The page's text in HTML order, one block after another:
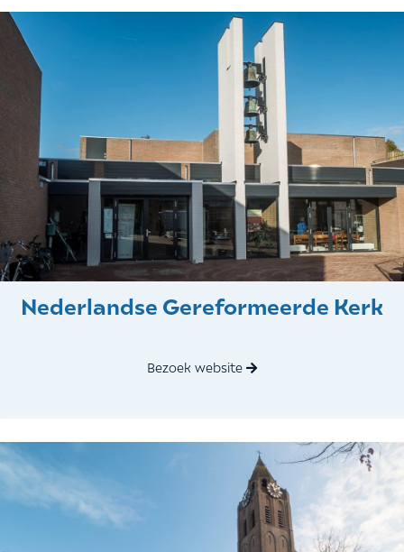
Nederlandse Gereformeerde Kerk
Bezoek website